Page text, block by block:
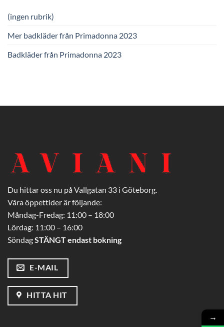
(ingen rubrik)
Mer badkläder från Primadonna 2023
Badkläder från Primadonna 2023
Du hittar oss nu på Vallgatan 33 i Göteborg.
Våra öppettider är följande:
Måndag-Fredag: 11:00 – 18:00
Lördag: 11:00 – 16:00
SöndagSTÄNGT endast bokning
E-MAIL
HITTA HIT
→